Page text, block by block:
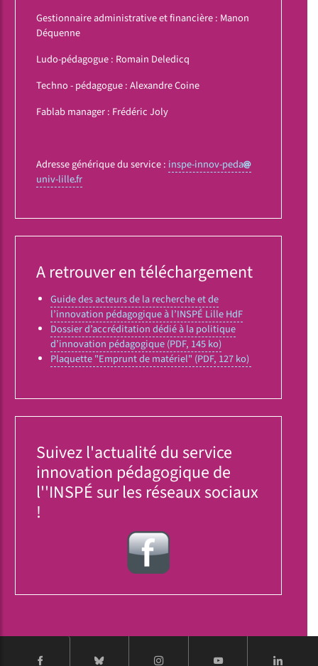
Gestionnaire administrative et financière : Manon
Déquenne
Ludo-pédagogue : Romain Deledicq
Techno - pédagogue : Alexandre Coine
Fablab manager : Frédéric Joly
Adresse générique du service : inspe-innov-peda
univ-lillefr
A retrouver en téléchargement
Guide des acteurs de la recherche et de
l’innovation pédagogique à l’INSPÉ Lille HdF
Dossier d’accréditation dédié à la politique
d’innovation pédagogique (PDF, 145 ko)
Plaquette "Emprunt de matériel" (PDF, 127 ko)
Suivez l'actualité du service
innovation pédagogique de
l''INSPÉ sur les réseaux sociaux
!